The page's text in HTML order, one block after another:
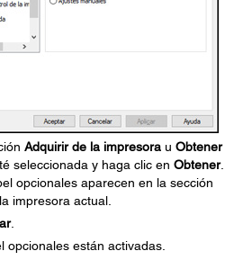
Adquirir de la impresora u Obtener
seleccionada y haga clic en Obtener.
opcionales aparecen en la sección
impresora actual.
.
opcionales están activadas.